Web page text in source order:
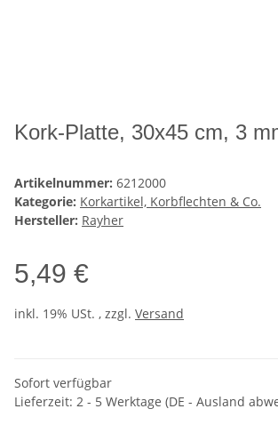
Kork-Platte, 30x45 cm, 3
Artikelnummer: 6212000
Kategorie: Korkartikel, Korbflechten & Co.
Hersteller: Rayher
5,49 €
inkl. 19% USt. , zzgl. Versand
Sofort verfügbar
Lieferzeit: 2 - 5 Werktage (DE - Ausland